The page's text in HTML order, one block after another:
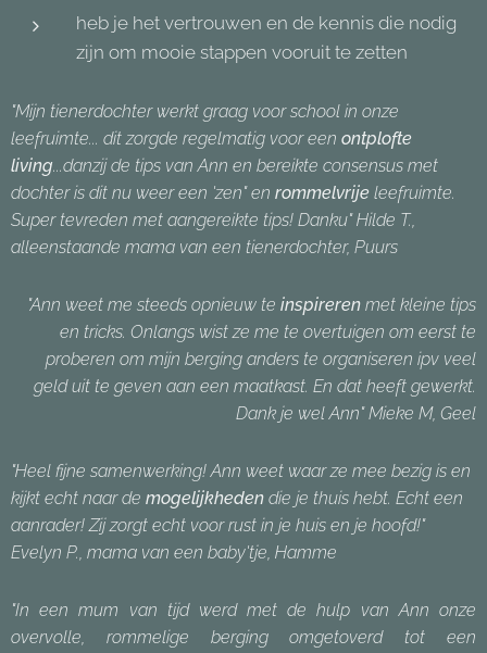
heb je het vertrouwen en de kennis die nodig
zijn om mooie stappen vooruit te zetten
"Mijn tienerdochter werkt graag voor school in onze
leefruimte... dit zorgde regelmatig voor een ontplofte
living...danzij de tips van Ann en bereikte consensus met
dochter is dit nu weer een 'zen" en rommelvrije leefruimte.
Super tevreden met aangereikte tips! Danku" Hilde T.,
alleenstaande mama van een tienerdochter, Puurs
"Ann weet me steeds opnieuw te inspireren met kleine tips
en tricks. Onlangs wist ze me te overtuigen om eerst te
proberen om mijn berging anders te organiseren ipv veel
geld uit te geven aan een maatkast. En dat heeft gewerkt.
Dank je wel Ann" Mieke M, Geel
"Heel fijne samenwerking! Ann weet waar ze mee bezig is en
kijkt echt naar de mogelijkheden die je thuis hebt. Echt een
aanrader! Zij zorgt echt voor rust in je huis en je hoofd!"
Evelyn P., mama van een baby'tje, Hamme
"In een mum van tijd werd met de hulp van Ann onze
overvolle, rommelige berging omgetoverd tot een